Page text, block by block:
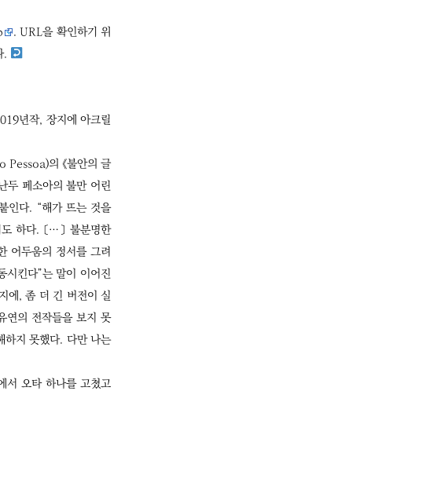
. URL을 확인하기 위
.
년작, 장지에 아크릴
Pessoa)의 《불안의 글
두 페소아의 불만 어린
인다. “해가 뜨는 것을
하다. 〔…〕 불분명한
어두움의 정서를 그려
시킨다”는 말이 이어진
에, 좀 더 긴 버전이 실
연의 전작들을 보지 못
하지 못했다. 다만 나는
오타 하나를 고쳤고